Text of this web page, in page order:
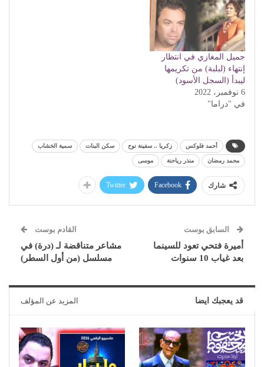
جميل المغازي في انتظار
إنتهاء (لبلبة) من تكريمها
ليبدأ (السجل الأسود)
6 نوفمبر، 2022
في "دراما"
أحمد فلوكس زكريا .. سفينة نوح سكن البنات سمية الخشاب
محمد رمضان منذر رياحنة موسى
شارك Facebook
Twitter
السابق بوست
أميرة فتحي تعود للسينما
بعد غياب 10 سنوات
القادم بوست
مشاعر متناقضة لـ (درة) في
مسلسل (من أول السطر)
قد يعجبك ايضا المزيد عن المؤلف